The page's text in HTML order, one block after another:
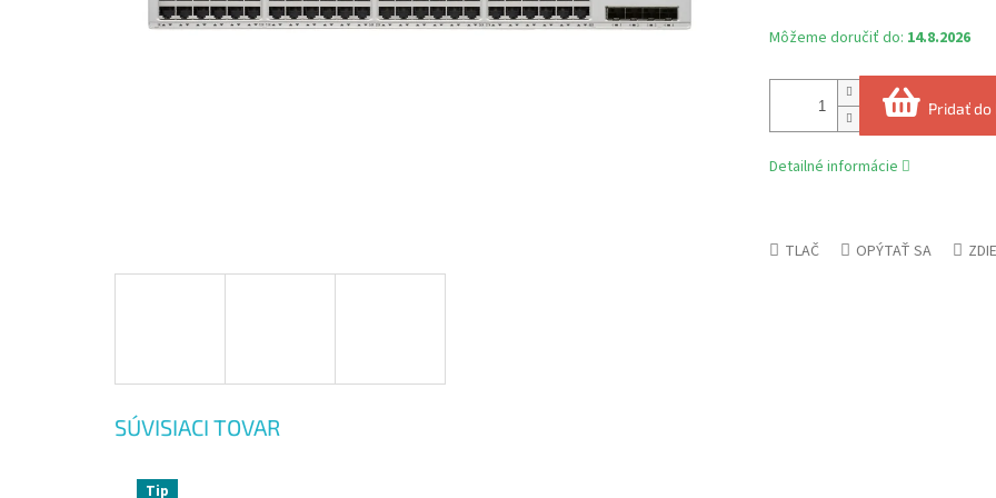
Môžeme doručiť do: 14.8.2026
Pridať do
Detailné informácie
TLAČ OPÝTAŤ SA
SÚVISIACI TOVAR
Tip